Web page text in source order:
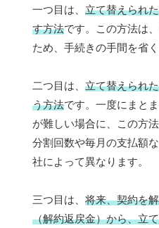
一つ目は、 立て替えられ
す方法です。この方法は
ため、手続きの手間を省
二つ目は、 立て替えられ
う方法です。一度にまと
が難しい場合に、この方
分割回数や毎月の支払額
社によって異なります。
三つ目は、 将来、契約を
（解約返戻金）から、立